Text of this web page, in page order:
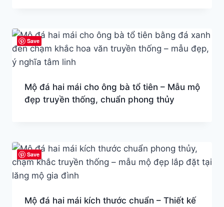
Save
Mộ đá hai mái cho ông bà tổ tiên – Mẫu mộ
đẹp truyền thống, chuẩn phong thủy
Save
Mộ đá hai mái kích thước chuẩn – Thiết kế